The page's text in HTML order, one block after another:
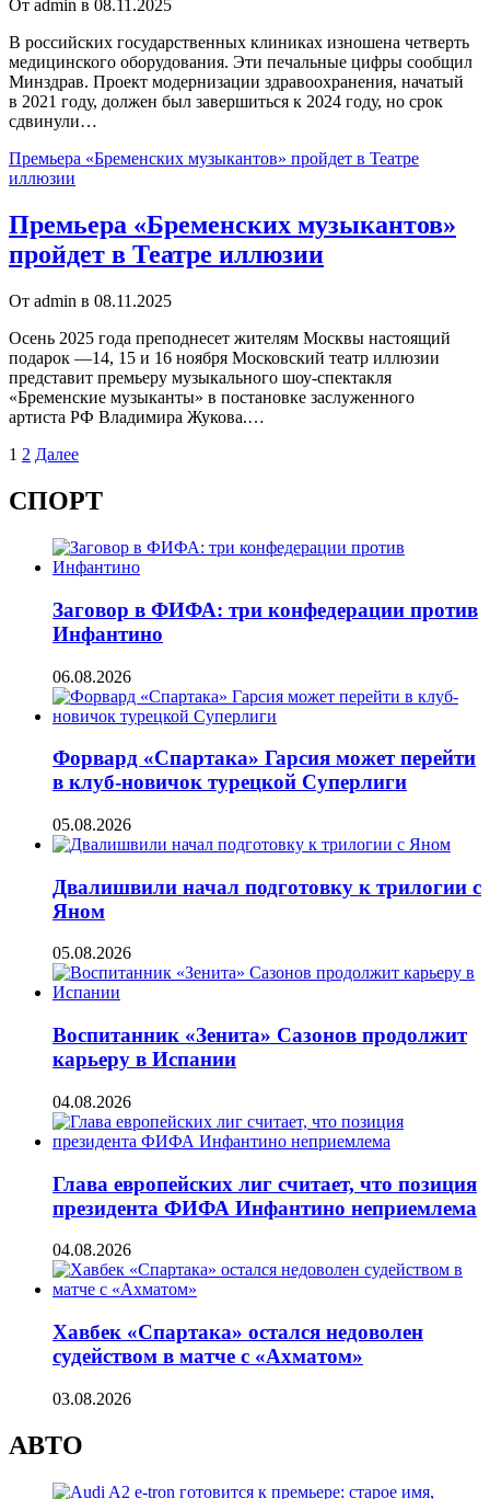
От admin в 08.11.2025
В российских государственных клиниках изношена четверть
медицинского оборудования. Эти печальные цифры сообщил
Минздрав. Проект модернизации здравоохранения, начатый
в 2021 году, должен был завершиться к 2024 году, но срок
сдвинули…
Премьера «Бременских музыкантов» пройдет в Театре
иллюзии
Премьера «Бременских музыкантов»
пройдет в Театре иллюзии
От admin в 08.11.2025
Осень 2025 года преподнесет жителям Москвы настоящий
подарок —14, 15 и 16 ноября Московский театр иллюзии
представит премьеру музыкального шоу-спектакля
«Бременские музыканты» в постановке заслуженного
артиста РФ Владимира Жукова.…
Пагинация
записей
1 2 Далее
СПОРТ
Заговор в ФИФА: три конфедерации против
Инфантино
06.08.2026
Форвард «Спартака» Гарсия может перейти
в клуб-новичок турецкой Суперлиги
05.08.2026
Двалишвили начал подготовку к трилогии с
Яном
05.08.2026
Воспитанник «Зенита» Сазонов продолжит
карьеру в Испании
04.08.2026
Глава европейских лиг считает, что позиция
президента ФИФА Инфантино неприемлема
04.08.2026
Хавбек «Спартака» остался недоволен
судейством в матче с «Ахматом»
03.08.2026
АВТО